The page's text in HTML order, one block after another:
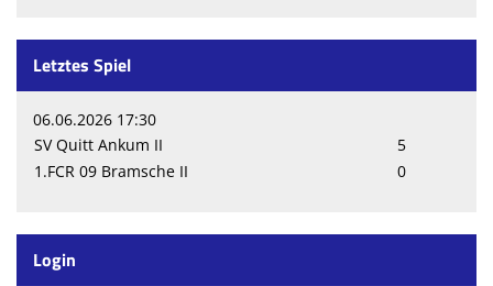
Letztes Spiel
06.06.2026 17:30
SV Quitt Ankum II
5
1.FCR 09 Bramsche II
0
Login